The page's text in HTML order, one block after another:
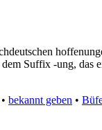
Suffix -ung,
bekannt geben •